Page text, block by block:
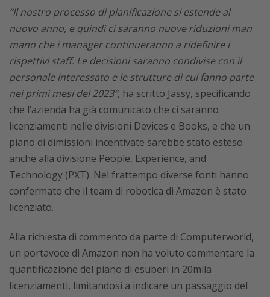
“Il nostro processo di pianificazione si estende al
nuovo anno, e quindi ci saranno nuove riduzioni man
mano che i manager continueranno a ridefinire i
rispettivi staff. Le decisioni saranno condivise con il
personale interessato e le strutture di cui fanno parte
nei primi mesi del 2023”, ha scritto Jassy, specificando
che l’azienda ha già comunicato che ci saranno
licenziamenti nelle divisioni Devices e Books, e che un
piano di dimissioni incentivate sarebbe stato esteso
anche alla divisione People, Experience, and
Technology (PXT). Nel frattempo diverse fonti hanno
confermato che il team di robotica di Amazon è stato
licenziato.
Alla richiesta di commento da parte di Computerworld,
un portavoce di Amazon non ha voluto commentare la
quantificazione del piano di esuberi in 20mila
licenziamenti, limitandosi a indicare un passaggio del